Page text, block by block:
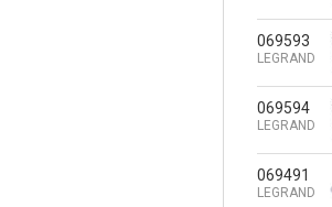
069593
LEGRAND
069594
LEGRAND
069491
LEGRAND